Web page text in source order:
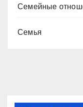
Семейные
Семья